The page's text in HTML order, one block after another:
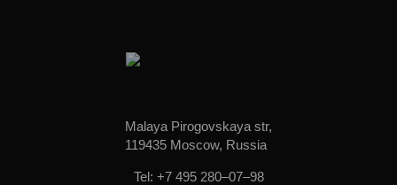
Malaya Pirogovskaya str,
119435 Moscow, Russia
Tel: +7 495 280–07–98